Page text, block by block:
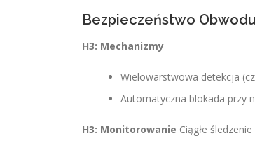
Bezpieczeństwo Obwodu
H3: Mechanizmy
Wielowarstwowa detekcja
Automatyczna blokada przy
H3: Monitorowanie Ciągłe